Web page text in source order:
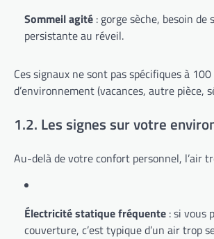
Sommeil agité : gorge sèche, besoin
persistante au réveil.
Ces signaux ne sont pas spécifiques à
d’environnement (vacances, autre pièce,
1.2. Les signes sur votre
Au-delà de votre confort personnel, l’air
Électricité statique fréquente : si vous
couverture, c’est typique d’un air trop